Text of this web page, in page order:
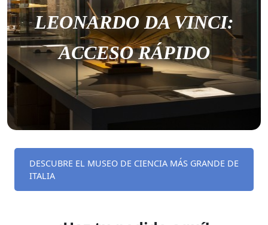
LEONARDO DA VINCI:
ACCESO RÁPIDO
DESCUBRE EL MUSEO DE CIENCIA MÁS GRANDE DE
ITALIA